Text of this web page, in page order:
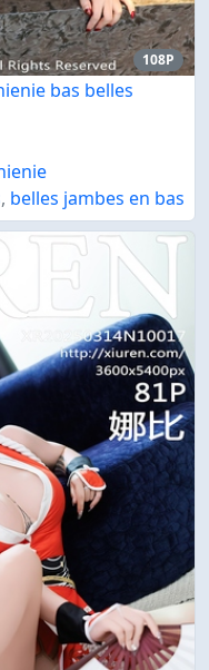
108P
bas belles
, belles jambes en bas